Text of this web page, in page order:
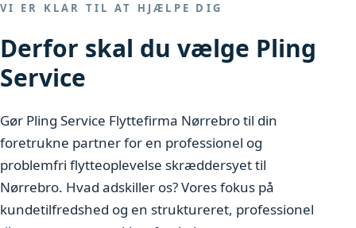
VI ER KLAR TIL AT HJÆLPE DIG
Derfor skal du vælge Pling
Service
Gør Pling Service Flyttefirma Nørrebro til din
foretrukne partner for en professionel og
problemfri flytteoplevelse skræddersyet til
Nørrebro. Hvad adskiller os? Vores fokus på
kundetilfredshed og en struktureret, professionel